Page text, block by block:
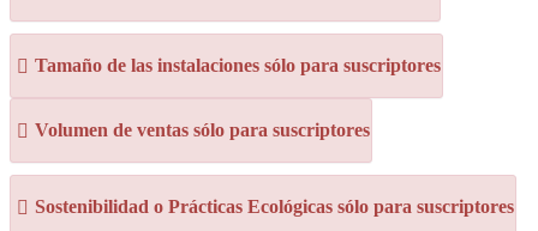
Tamaño de las instalaciones sólo para suscriptores
Volumen de ventas sólo para suscriptores
Sostenibilidad o Prácticas Ecológicas sólo para suscriptores